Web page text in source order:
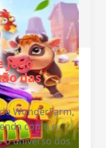
Jogo
das
WonderFarm,
como o
o universo dos